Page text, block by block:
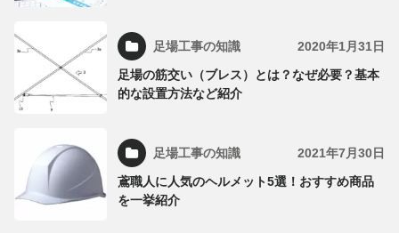
足場工事の知識 2020年1月31日
足場の筋交い（ブレス）とは？なぜ必要？基本
的な設置方法など紹介
足場工事の知識 2021年7月30日
鳶職人に人気のヘルメット5選！おすすめ商品
を一挙紹介